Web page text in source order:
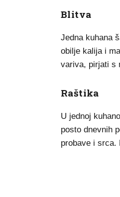
Blitva
Jedna kuhana
obilje kalija i
variva, pirjati s
Raštika
U jednoj
posto dnevnih
probave i srca.